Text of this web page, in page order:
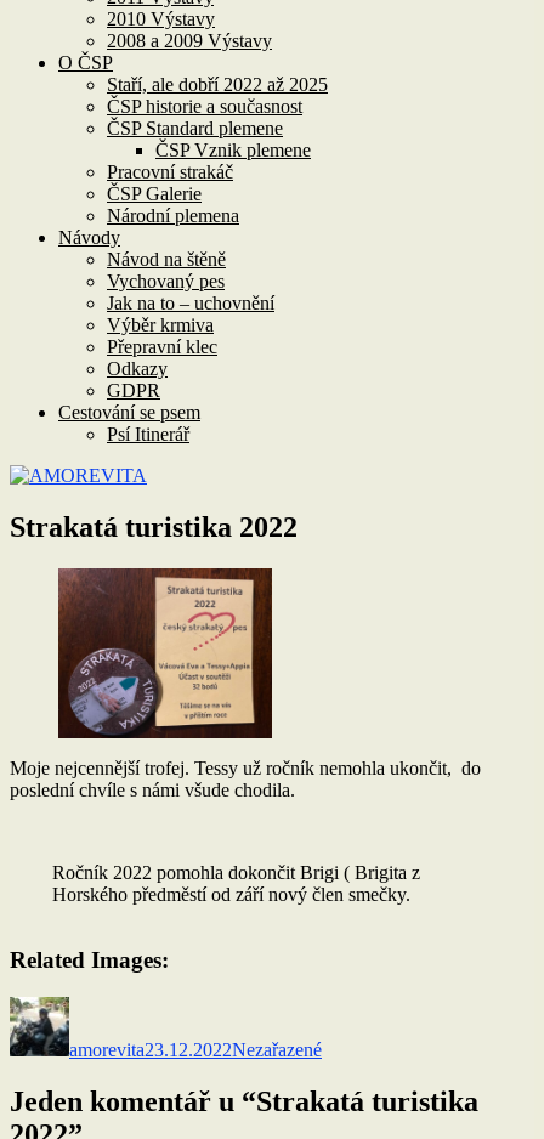
2010 Výstavy
2008 a 2009 Výstavy
O ČSP
Staří, ale dobří 2022 až 2025
ČSP historie a současnost
ČSP Standard plemene
ČSP Vznik plemene
Pracovní strakáč
ČSP Galerie
Národní plemena
Návody
Návod na štěně
Vychovaný pes
Jak na to – uchovnění
Výběr krmiva
Přepravní klec
Odkazy
GDPR
Cestování se psem
Psí Itinerář
Strakatá turistika 2022
Moje nejcennější trofej. Tessy už ročník nemohla ukončit, do
poslední chvíle s námi všude chodila.
Ročník 2022 pomohla dokončit Brigi ( Brigita z
Horského předměstí od září nový člen smečky.
Related Images:
Autor:
amorevita23.12.2022Nezařazené
Jeden komentář u “Strakatá turistika